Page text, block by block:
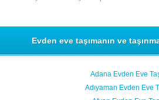
Evden eve taşımanın ve
Adana Evden Eve
Adıyaman Evden Eve